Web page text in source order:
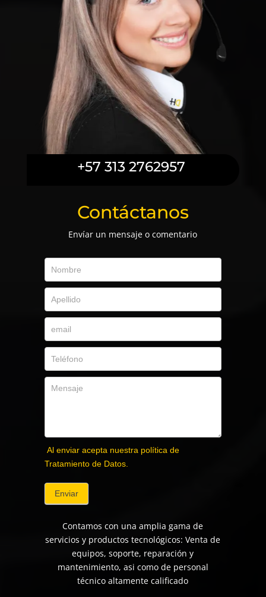
+57 313 2762957
Contáctanos
Envíar un mensaje o comentario
Al enviar acepta nuestra política de
Tratamiento de Datos.
Enviar
Contamos con una amplia gama de
servicios y productos tecnológicos: Venta de
equipos, soporte, reparación y
mantenimiento, asi como de personal
técnico altamente calificado